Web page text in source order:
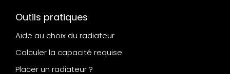
Outils pratiques
Aide au choix du radiateur
Calculer la capacité requise
Placer un radiateur ?